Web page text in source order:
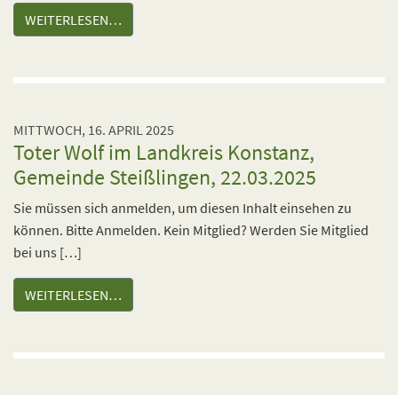
WEITERLESEN…
MITTWOCH, 16. APRIL 2025
Toter Wolf im Landkreis Konstanz,
Gemeinde Steißlingen, 22.03.2025
Sie müssen sich anmelden, um diesen Inhalt einsehen zu
können. Bitte Anmelden. Kein Mitglied? Werden Sie Mitglied
bei uns […]
WEITERLESEN…